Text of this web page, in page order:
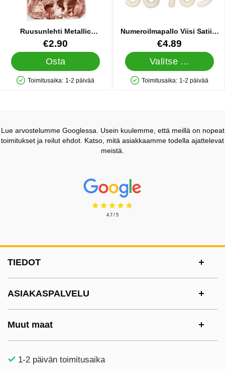
Ruusunlehti Metallic
Ruusukulta
Tuote.nro 33411
€2.90
Osta
Saatavuus: Varastossa
Toimitusaika: 1-2 päivää
Numeroilmapallo Viisi Satiini
Kerma 46x80,5 cm
Tuote.nro 90586
€4.89
Valitse ...
Saatavuus: Varastossa
Toimitusaika: 1-2 päivää
Lue arvostelumme Googlessa. Usein kuulemme, että meillä on nopeat
toimitukset ja reilut ehdot. Katso, mitä asiakkaamme todella ajattelevat
meistä.
Prisjakt Arvostelu: 4.7 Tähdet
4.7 / 5
TIEDOT
ASIAKASPALVELU
Muut maat
1-2 päivän toimitusaika